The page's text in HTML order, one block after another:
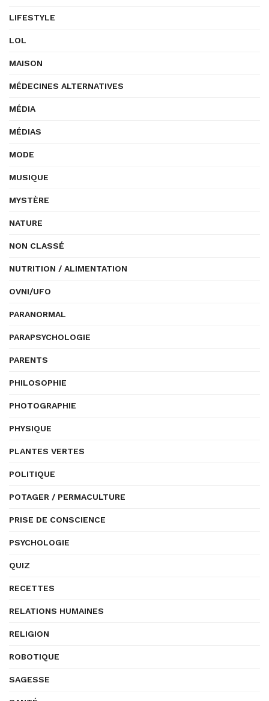
LIFESTYLE
LOL
MAISON
MÉDECINES ALTERNATIVES
MÉDIA
MÉDIAS
MODE
MUSIQUE
MYSTÈRE
NATURE
NON CLASSÉ
NUTRITION / ALIMENTATION
OVNI/UFO
PARANORMAL
PARAPSYCHOLOGIE
PARENTS
PHILOSOPHIE
PHOTOGRAPHIE
PHYSIQUE
PLANTES VERTES
POLITIQUE
POTAGER / PERMACULTURE
PRISE DE CONSCIENCE
PSYCHOLOGIE
QUIZ
RECETTES
RELATIONS HUMAINES
RELIGION
ROBOTIQUE
SAGESSE